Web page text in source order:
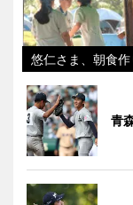
悠仁さま、朝食
青